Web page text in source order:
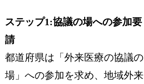
ステップ1:協議の場への参加要
請
都道府県は「外来医療の協議の
場」への参加を求め、地域外来